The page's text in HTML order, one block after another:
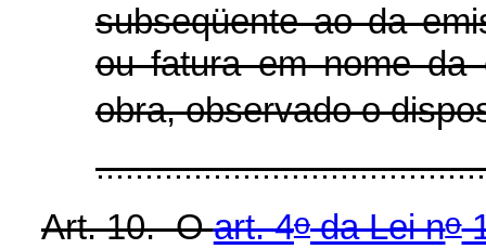
subseqüente ao da
ou fatura em nome da
obra, observado o
Art. 10. Oart. 4oda Lei no